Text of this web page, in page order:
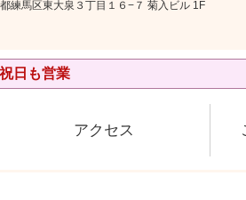
馬区東大泉３丁目１６−７ 菊入ビル 1F
日も営業
アクセス